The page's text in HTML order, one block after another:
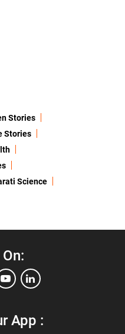
Stories
Stories
Science
App :